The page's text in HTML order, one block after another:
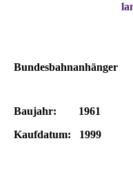
Bundesbahnanhänger
Baujahr: 1961
Kaufdatum: 1999